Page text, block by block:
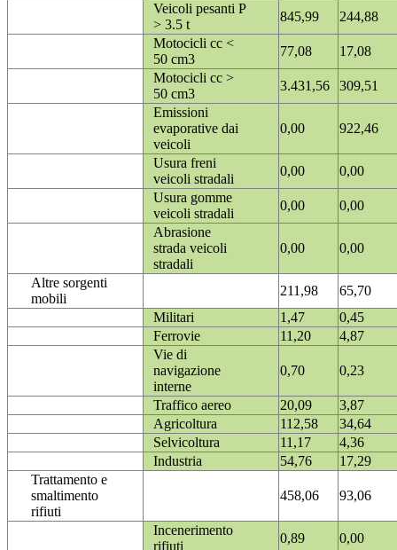
Veicoli pesanti P
> 3.5 t
845,99
244,88
Motocicli cc <
50 cm3
77,08
17,08
Motocicli cc >
50 cm3
3.431,56
309,51
Emissioni
evaporative dai
veicoli
0,00 922,46
Usura freni
veicoli stradali
0,00
0,00
Usura gomme
veicoli stradali
0,00
0,00
Abrasione
strada veicoli
stradali
0,00 0,00
Altre sorgenti
mobili
211,98
65,70
Militari
1,47
0,45
Ferrovie
11,20
4,87
Vie di
navigazione
interne
0,70 0,23
Traffico aereo 20,09
3,87
Agricoltura
112,58
34,64
Selvicoltura
11,17
4,36
Industria
54,76
17,29
Trattamento e
smaltimento
rifiuti
458,06 93,06
Incenerimento
rifiuti
0,89 0,00